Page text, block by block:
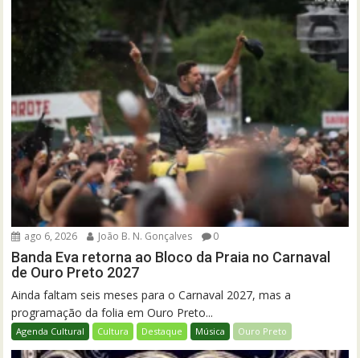
ago 6, 2026 João B. N. Gonçalves 0
Banda Eva retorna ao Bloco da Praia no Carnaval
de Ouro Preto 2027
Ainda faltam seis meses para o Carnaval 2027, mas a
programação da folia em Ouro Preto...
Agenda Cultural Cultura Destaque Música Ouro Preto